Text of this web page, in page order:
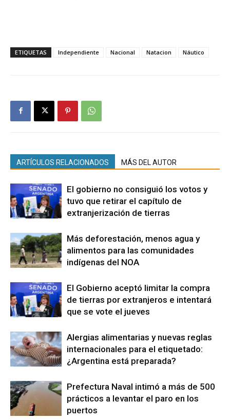
ETIQUETAS Independiente Nacional Natacion Náutico
ARTÍCULOS RELACIONADOS MÁS DEL AUTOR
El gobierno no consiguió los votos y
tuvo que retirar el capítulo de
extranjerización de tierras
Más deforestación, menos agua y
alimentos para las comunidades
indígenas del NOA
El Gobierno aceptó limitar la compra
de tierras por extranjeros e intentará
que se vote el jueves
Alergias alimentarias y nuevas reglas
internacionales para el etiquetado:
¿Argentina está preparada?
Prefectura Naval intimó a más de 500
prácticos a levantar el paro en los
puertos